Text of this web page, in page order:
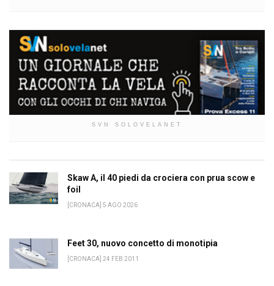
SVN SOLOVELANET
Skaw A, il 40 piedi da crociera con prua scow e
foil
[CRONACA] 5 AGO 2026
Feet 30, nuovo concetto di monotipia
[CRONACA] 24 FEB 2011